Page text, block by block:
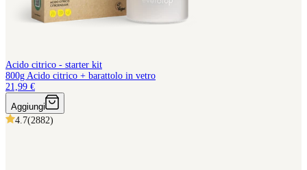
Acido citrico - starter kit
800g Acido citrico + barattolo in vetro
21,99 €
Aggiungi
4.7(2882)